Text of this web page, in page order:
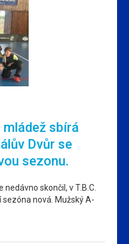
sbírá
Dvůr se
sezonu.
skončil, v T.B.C.
sezóna nová. Mužský A-